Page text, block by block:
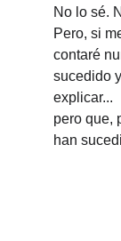
No lo sé.
Pero, si
contaré
sucedido
explicar...
pero que,
han